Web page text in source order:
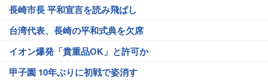
長崎市長 平和宣言を読み飛ばし
台湾代表、長崎の平和式典を欠席
イオン爆発「貴重品OK」と許可か
甲子園 10年ぶりに初戦で姿消す